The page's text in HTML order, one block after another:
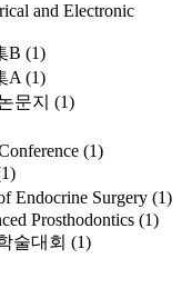
and Electronic
B (1)
A (1)
문지 (1)
(1)
Endocrine Surgery (1)
Prosthodontics (1)
술대회 (1)